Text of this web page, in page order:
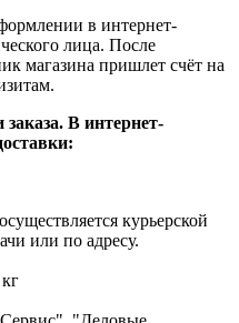
в интернет-
лица. После
магазина пришлет счёт на
В интернет-
курьерской
или по адресу.